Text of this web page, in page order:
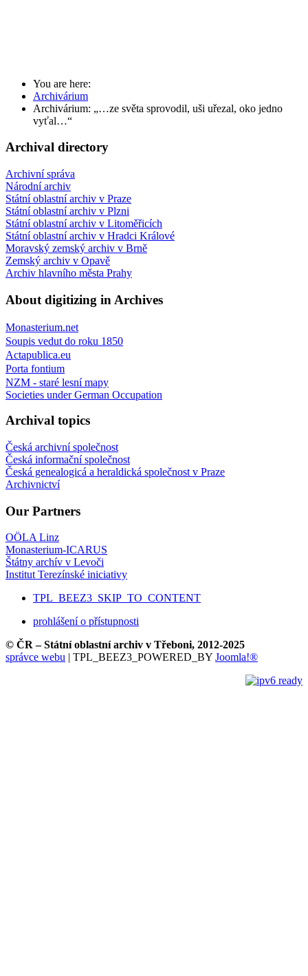
You are here:
Archivárium
Archivárium: „…ze světa sprovodil, uši uřezal, oko jedno
vyťal…“
Archival directory
Archivní správa
Národní archiv
Státní oblastní archiv v Praze
Státní oblastní archiv v Plzni
Státní oblastní archiv v Litoměřicích
Státní oblastní archiv v Hradci Králové
Moravský zemský archiv v Brně
Zemský archiv v Opavě
Archiv hlavního města Prahy
About digitizing in Archives
Monasterium.net
Soupis vedut do roku 1850
Actapublica.eu
Porta fontium
NZM - staré lesní mapy
Societies under German Occupation
Archival topics
Česká archivní společnost
Česká informační společnost
Česká genealogicá a heraldická společnost v Praze
Archivnictví
Our Partners
OÖLA Linz
Monasterium-ICARUS
Štátny archív v Levoči
Institut Terezínské iniciativy
TPL_BEEZ3_SKIP_TO_CONTENT
prohlášení o přístupnosti
© ČR – Státní oblastní archiv v Třeboni, 2012-2025
správce webu | TPL_BEEZ3_POWERED_BY Joomla!®